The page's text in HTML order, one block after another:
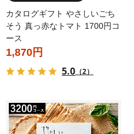
カタログギフト やさしいごち
そう 真っ赤なトマト 1700円コ
ース
1,870円
5.0 （2）